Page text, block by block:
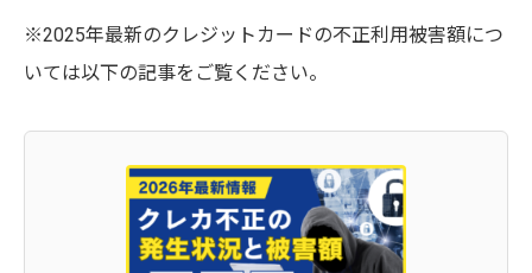
※2025年最新のクレジットカードの不正利用被害額につ
いては以下の記事をご覧ください。